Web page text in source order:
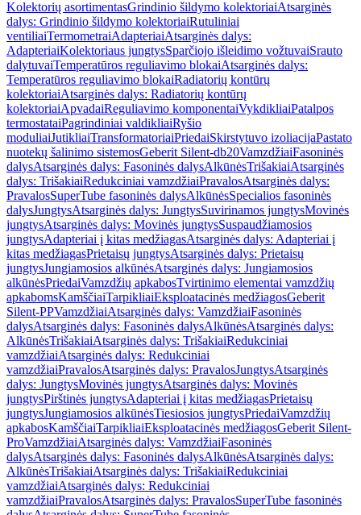
Kolektorių asortimentasGrindinio šildymo kolektoriaiAtsarginės
dalys: Grindinio šildymo kolektoriaiRutuliniai
ventiliaiTermometraiAdapteriaiAtsarginės dalys:
AdapteriaiKolektoriaus jungtysSparčiojo išleidimo vožtuvaiSrauto
dalytuvaiTemperatūros reguliavimo blokaiAtsarginės dalys:
Temperatūros reguliavimo blokaiRadiatorių kontūrų
kolektoriaiAtsarginės dalys: Radiatorių kontūrų
kolektoriaiApvadaiReguliavimo komponentaiVykdikliaiPatalpos
termostataiPagrindiniai valdikliaiRyšio
moduliaiJutikliaiTransformatoriaiPriedaiSkirstytuvo izoliacijaPastato
nuotekų šalinimo sistemosGeberit Silent-db20VamzdžiaiFasoninės
dalysAtsarginės dalys: Fasoninės dalysAlkūnėsTrišakiaiAtsarginės
dalys: TrišakiaiRedukciniai vamzdžiaiPravalosAtsarginės dalys:
PravalosSuperTube fasoninės dalysAlkūnėsSpecialios fasoninės
dalysJungtysAtsarginės dalys: JungtysSuvirinamos jungtysMovinės
jungtysAtsarginės dalys: Movinės jungtysSuspaudžiamosios
jungtysAdapteriai į kitas medžiagasAtsarginės dalys: Adapteriai į
kitas medžiagasPrietaisų jungtysAtsarginės dalys: Prietaisų
jungtysJungiamosios alkūnėsAtsarginės dalys: Jungiamosios
alkūnėsPriedaiVamzdžių apkabosTvirtinimo elementai vamzdžių
apkabomsKamščiaiTarpikliaiEksploatacinės medžiagosGeberit
Silent-PPVamzdžiaiAtsarginės dalys: VamzdžiaiFasoninės
dalysAtsarginės dalys: Fasoninės dalysAlkūnėsAtsarginės dalys:
AlkūnėsTrišakiaiAtsarginės dalys: TrišakiaiRedukciniai
vamzdžiaiAtsarginės dalys: Redukciniai
vamzdžiaiPravalosAtsarginės dalys: PravalosJungtysAtsarginės
dalys: JungtysMovinės jungtysAtsarginės dalys: Movinės
jungtysPirštinės jungtysAdapteriai į kitas medžiagasPrietaisų
jungtysJungiamosios alkūnėsTiesiosios jungtysPriedaiVamzdžių
apkabosKamščiaiTarpikliaiEksploatacinės medžiagosGeberit Silent-
ProVamzdžiaiAtsarginės dalys: VamzdžiaiFasoninės
dalysAtsarginės dalys: Fasoninės dalysAlkūnėsAtsarginės dalys:
AlkūnėsTrišakiaiAtsarginės dalys: TrišakiaiRedukciniai
vamzdžiaiAtsarginės dalys: Redukciniai
vamzdžiaiPravalosAtsarginės dalys: PravalosSuperTube fasoninės